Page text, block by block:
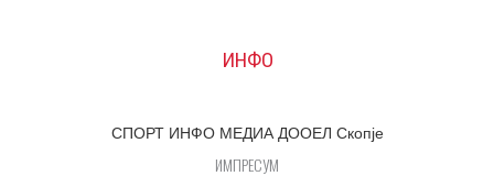
ИНФО
СПОРТ ИНФО МЕДИА ДООЕЛ Скопје
ИМПРЕСУМ